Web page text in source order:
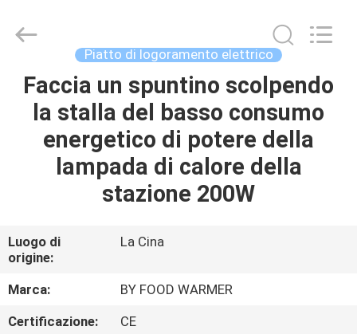
CASA
PRODOTTI
GIRO
DELLA
FABBRICA
Hardware
Products
Reserved.
Piatto di logoramento elettrico
Faccia un spuntino scolpendo
la stalla del basso consumo
energetico di potere della
lampada di calore della
stazione 200W
Luogo di
origine:
La Cina
Marca:
BY FOOD WARMER
Certificazione:
CE